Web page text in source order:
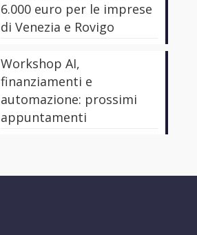
6.000 euro per le imprese
di Venezia e Rovigo
Workshop AI,
finanziamenti e
automazione: prossimi
appuntamenti